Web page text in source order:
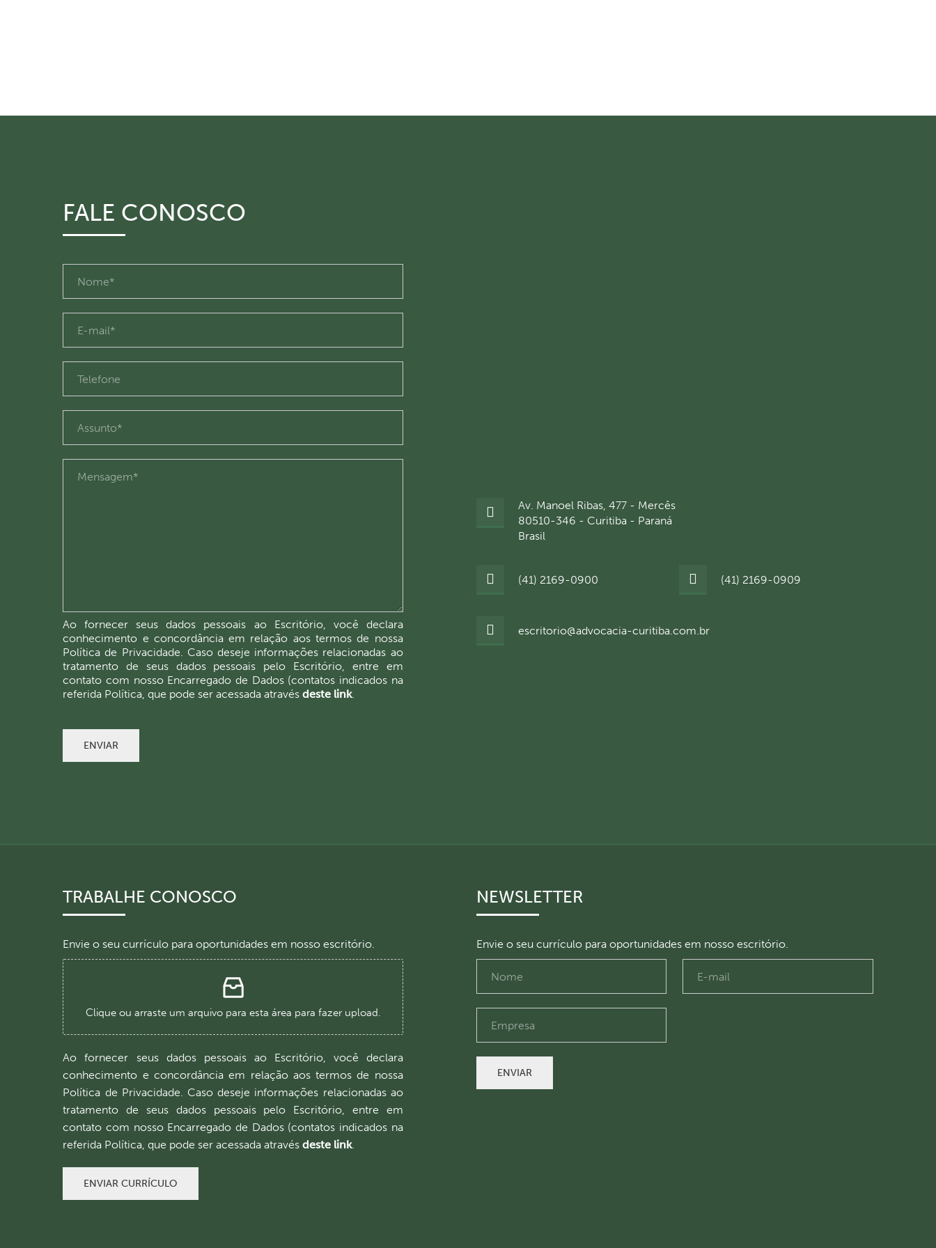
FALE CONOSCO
Ao fornecer seus dados pessoais ao Escritório, você declara
conhecimento e concordância em relação aos termos de nossa
Política de Privacidade. Caso deseje informações relacionadas ao
tratamento de seus dados pessoais pelo Escritório, entre em
contato com nosso Encarregado de Dados (contatos indicados na
referida Política, que pode ser acessada através deste link.
ENVIAR
Av. Manoel Ribas, 477 - Mercês
80510-346 - Curitiba - Paraná
Brasil
(41) 2169-0900 (41) 2169-0909
escritorio@advocacia-curitiba.com.br
TRABALHE CONOSCO
Envie o seu currículo para oportunidades em nosso escritório.
Clique ou arraste um arquivo para esta área para fazer upload.
Ao fornecer seus dados pessoais ao Escritório, você declara
conhecimento e concordância em relação aos termos de nossa
Política de Privacidade. Caso deseje informações relacionadas ao
tratamento de seus dados pessoais pelo Escritório, entre em
contato com nosso Encarregado de Dados (contatos indicados na
referida Política, que pode ser acessada através deste link.
ENVIAR CURRÍCULO
NEWSLETTER
Envie o seu currículo para oportunidades em nosso escritório.
ENVIAR